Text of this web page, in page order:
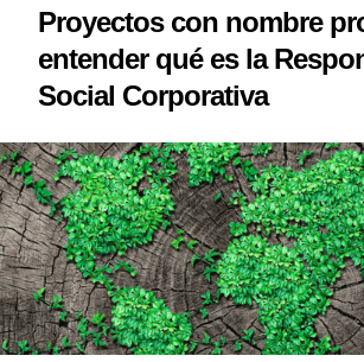
Proyectos con nombre
entender qué es la
Social Corporativa